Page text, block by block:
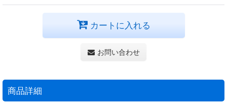
カートに入れる
お問い合わせ
商品詳細